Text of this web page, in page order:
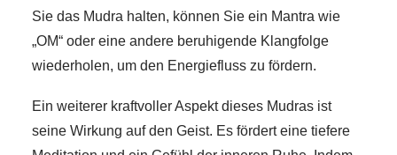
Sie das Mudra halten, können Sie ein Mantra wie
„OM“ oder eine andere beruhigende Klangfolge
wiederholen, um den Energiefluss zu fördern.
Ein weiterer kraftvoller Aspekt dieses Mudras ist
seine Wirkung auf den Geist. Es fördert eine tiefere